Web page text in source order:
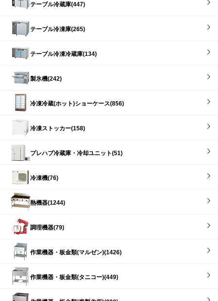
テーブル冷蔵庫(447)
テーブル冷凍庫(265)
テーブル冷凍冷蔵庫(134)
製氷機(242)
冷凍冷蔵(ホット)ショーケース(856)
冷凍ストッカー(158)
プレハブ冷蔵庫・冷却ユニット(51)
冷凍機(76)
熱機器(1244)
調理機器(79)
作業機器・板金類(マルゼン)(1426)
作業機器・板金類(タニコー)(449)